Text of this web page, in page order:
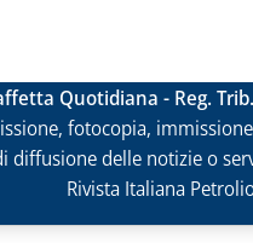
Quotidiana - Reg.
fotocopia,
diffusione delle notizie o
Rivista Italiana